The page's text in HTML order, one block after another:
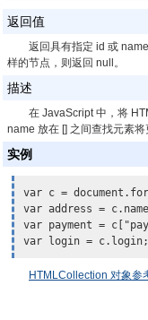
返回值
返回具有指定 id 或
样的节点，则返回 null。
描述
在 JavaScript 中，将
name 放在 [] 之间查找元素将
实例
HTMLCollection 对象参